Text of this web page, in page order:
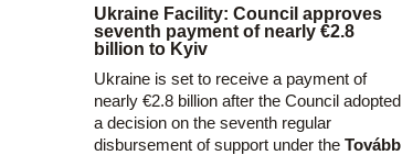
Ukraine Facility: Council approves
seventh payment of nearly €2.8
billion to Kyiv
Ukraine is set to receive a payment of
nearly €2.8 billion after the Council adopted
a decision on the seventh regular
disbursement of support under the Tovább